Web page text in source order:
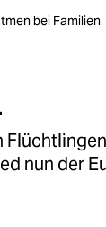
bei Familien
nun der